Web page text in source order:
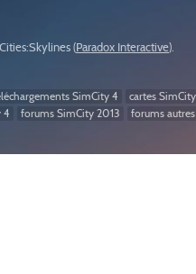
(Paradox Interactive).
SimCity 4 cartes
4 forums SimCity 2013
forums